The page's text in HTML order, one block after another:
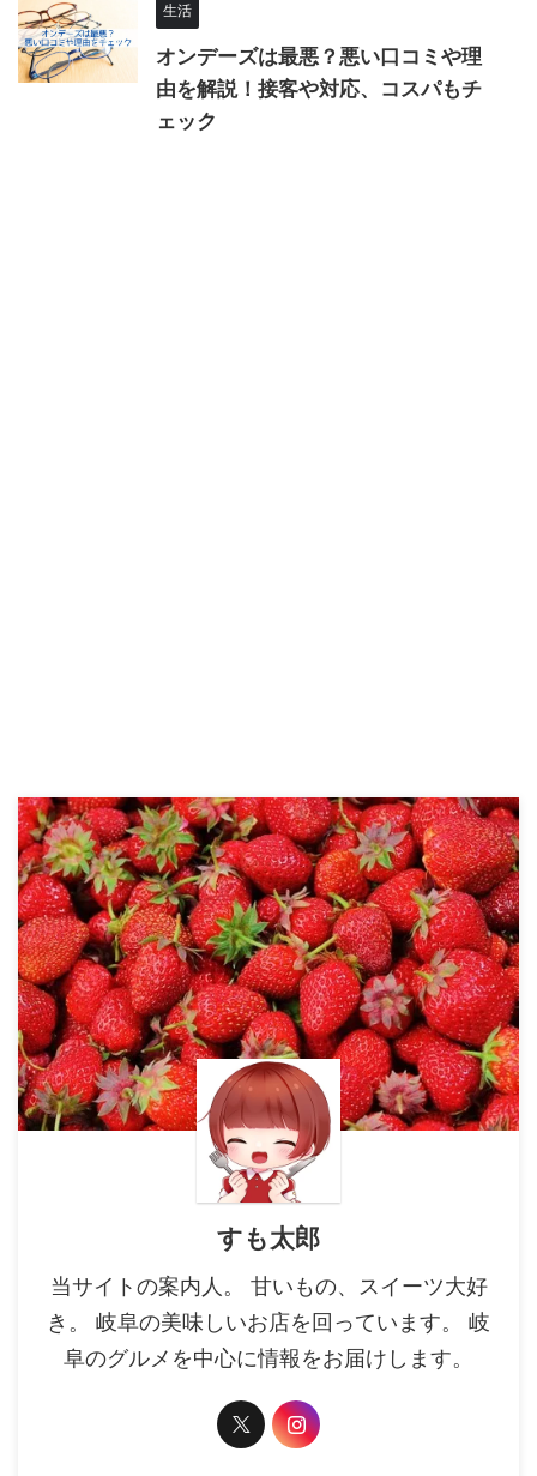
生活
オンデーズは最悪？悪い口コミや理
由を解説！接客や対応、コスパもチ
ェック
すも太郎
当サイトの案内人。 甘いもの、スイーツ大好
き。 岐阜の美味しいお店を回っています。 岐
阜のグルメを中心に情報をお届けします。